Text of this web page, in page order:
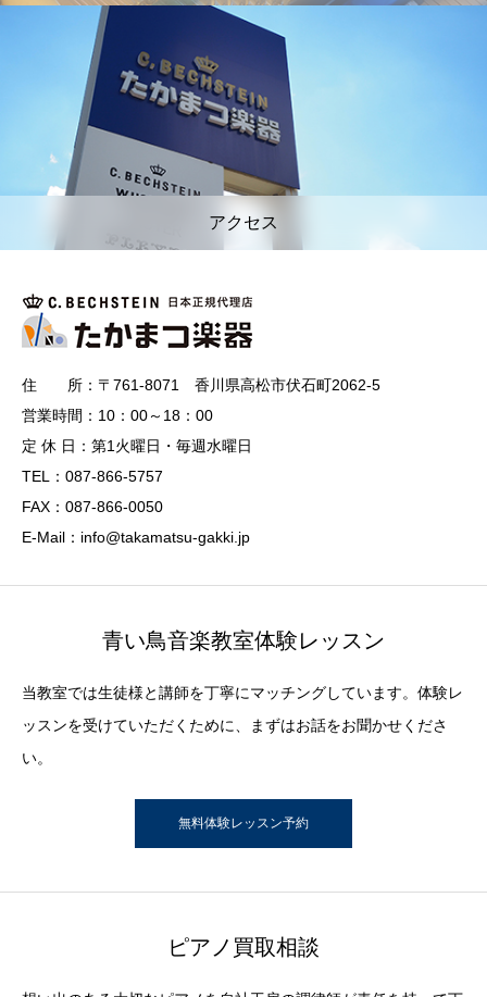
アクセス
住 所：〒761-8071 香川県高松市伏石町2062-5
営業時間：10：00～18：00
定 休 日：第1火曜日・毎週水曜日
TEL：087-866-5757
FAX：087-866-0050
E-Mail：info@takamatsu-gakki.jp
青い鳥音楽教室体験レッスン
当教室では生徒様と講師を丁寧にマッチングしています。体験レ
ッスンを受けていただくために、まずはお話をお聞かせくださ
い。
無料体験レッスン予約
ピアノ買取相談